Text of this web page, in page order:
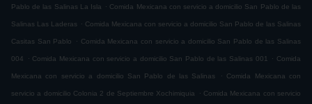
Pablo de las Salinas La Isla . Comida Mexicana con servicio a domicilio San Pablo de las
Salinas Las Laderas . Comida Mexicana con servicio a domicilio San Pablo de las Salinas
Casitas San Pablo . Comida Mexicana con servicio a domicilio San Pablo de las Salinas
004 . Comida Mexicana con servicio a domicilio San Pablo de las Salinas 001 . Comida
Mexicana con servicio a domicilio San Pablo de las Salinas . Comida Mexicana con
servicio a domicilio Colonia 2 de Septiembre Xochimiquia . Comida Mexicana con servicio